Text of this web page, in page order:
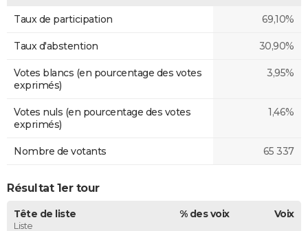
Taux de participation 69,10%
Taux d'abstention 30,90%
Votes blancs (en pourcentage des votes
exprimés)
3,95%
Votes nuls (en pourcentage des votes
exprimés)
1,46%
Nombre de votants 65 337
Résultat 1er tour
Tête de liste
Liste
% des voix Voix